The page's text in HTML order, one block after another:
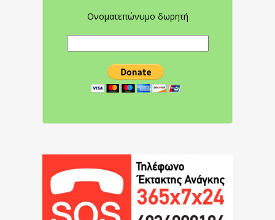
Ονοματεπώνυμο δωρητή